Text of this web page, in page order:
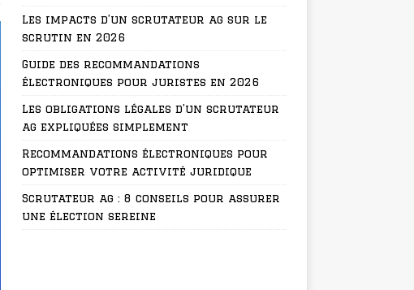
Les impacts d’un scrutateur ag sur le
scrutin en 2026
Guide des recommandations
électroniques pour juristes en 2026
Les obligations légales d’un scrutateur
ag expliquées simplement
Recommandations électroniques pour
optimiser votre activité juridique
Scrutateur ag : 8 conseils pour assurer
une élection sereine